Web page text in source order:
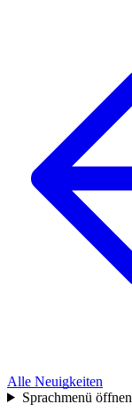
Alle Neuigkeiten
Sprachmenü öffnen